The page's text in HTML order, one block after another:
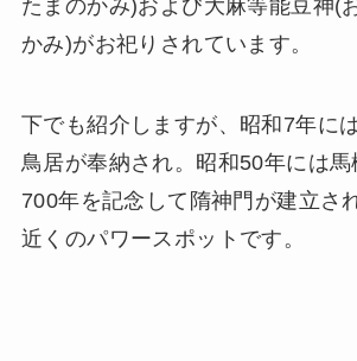
たまのかみ)および大麻等能豆神(
かみ)がお祀りされています。
下でも紹介しますが、昭和7年に
鳥居が奉納され。昭和50年には
700年を記念して隋神門が建立さ
近くのパワースポットです。